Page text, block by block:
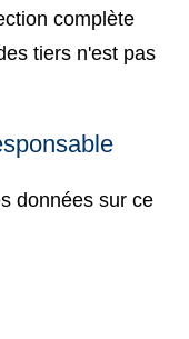
complète
tiers n'est pas
données sur ce